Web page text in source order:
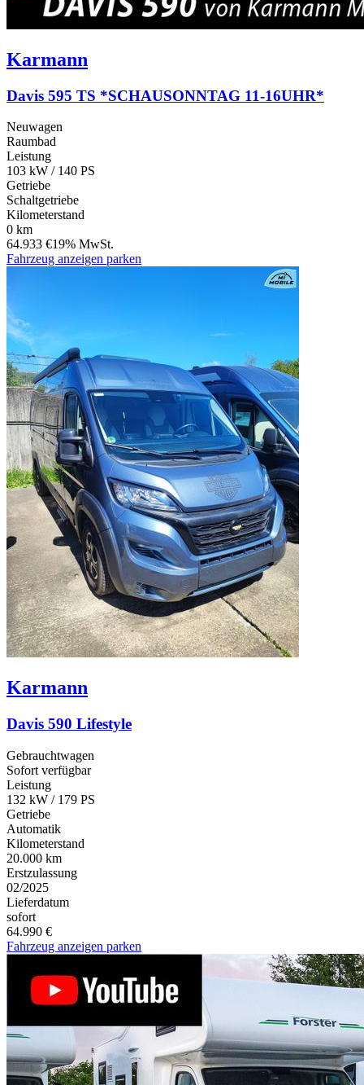
Karmann
Davis 595 TS *SCHAUSONNTAG 11-16UHR*
Neuwagen
Raumbad
Leistung
103 kW / 140 PS
Getriebe
Schaltgetriebe
Kilometerstand
0 km
64.933 €19% MwSt.
Fahrzeug anzeigen parken
Karmann
Davis 590 Lifestyle
Gebrauchtwagen
Sofort verfügbar
Leistung
132 kW / 179 PS
Getriebe
Automatik
Kilometerstand
20.000 km
Erstzulassung
02/2025
Lieferdatum
sofort
64.990 €
Fahrzeug anzeigen parken